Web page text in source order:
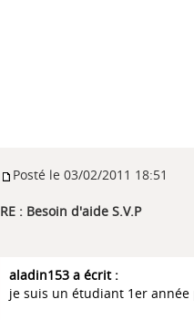
Posté le 03/02/2011 18:51
RE : Besoin d'aide S.V.P
aladin153 a écrit :
je suis un étudiant 1er